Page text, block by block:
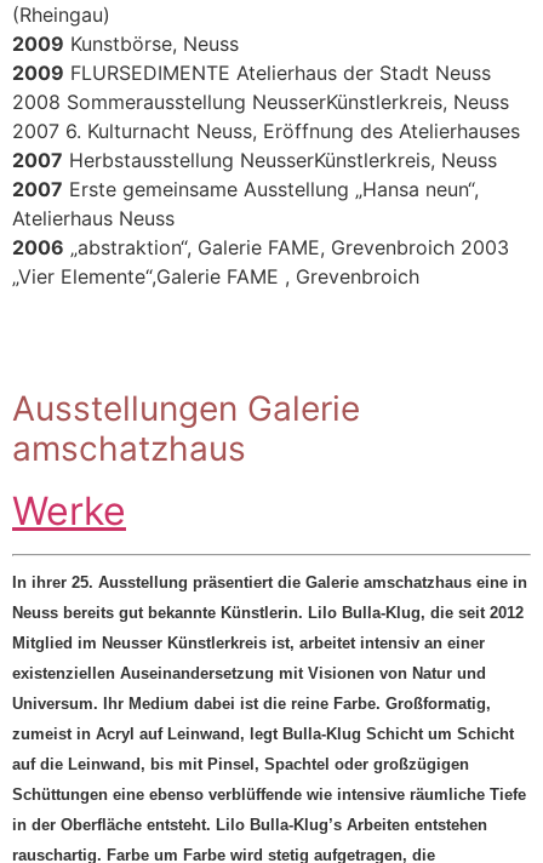
(Rheingau)
2009 Kunstbörse, Neuss
2009 FLURSEDIMENTE Atelierhaus der Stadt Neuss
2008 Sommerausstellung NeusserKünstlerkreis, Neuss
2007 6. Kulturnacht Neuss, Eröffnung des Atelierhauses
2007 Herbstausstellung NeusserKünstlerkreis, Neuss
2007 Erste gemeinsame Ausstellung „Hansa neun“,
Atelierhaus Neuss
2006 „abstraktion“, Galerie FAME, Grevenbroich 2003
„Vier Elemente“,Galerie FAME , Grevenbroich
Ausstellungen Galerie
amschatzhaus
Werke
In ihrer 25. Ausstellung präsentiert die Galerie amschatzhaus eine in
Neuss bereits gut bekannte Künstlerin. Lilo Bulla-Klug, die seit 2012
Mitglied im Neusser Künstlerkreis ist, arbeitet intensiv an einer
existenziellen Auseinandersetzung mit Visionen von Natur und
Universum. Ihr Medium dabei ist die reine Farbe. Großformatig,
zumeist in Acryl auf Leinwand, legt Bulla-Klug Schicht um Schicht
auf die Leinwand, bis mit Pinsel, Spachtel oder großzügigen
Schüttungen eine ebenso verblüffende wie intensive räumliche Tiefe
in der Oberfläche entsteht. Lilo Bulla-Klug’s Arbeiten entstehen
rauschartig. Farbe um Farbe wird stetig aufgetragen, die